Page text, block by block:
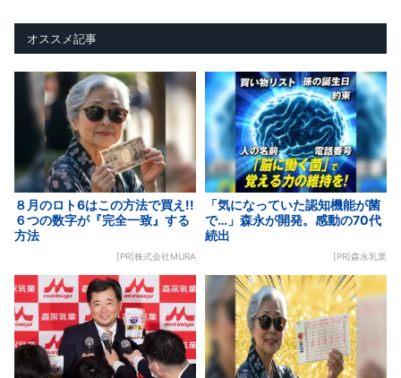
オススメ記事
８月のロト6はこの方法で買え!!
６つの数字が『完全一致』する
方法
[PR]株式会社MURA
「気になっていた認知機能が菌
で…」森永が開発。感動の70代
続出
[PR]森永乳業